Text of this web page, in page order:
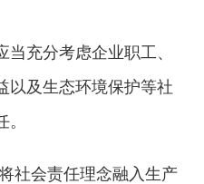
充分考虑企业职工、
以及生态环境保护等社
社会责任理念融入生产